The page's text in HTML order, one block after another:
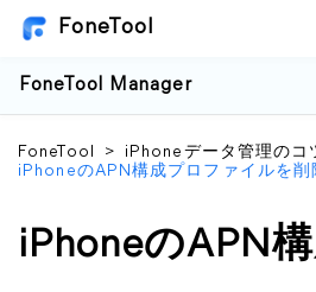
FoneTool
FoneTool Manager
FoneTool > iPhoneデータ管理のコ
iPhoneのAPN構成プロファイルを削
iPhoneのAPN